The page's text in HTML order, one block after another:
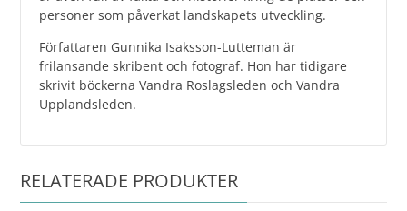
personer som påverkat landskapets utveckling.
Författaren Gunnika Isaksson-Lutteman är
frilansande skribent och fotograf. Hon har tidigare
skrivit böckerna Vandra Roslagsleden och Vandra
Upplandsleden.
RELATERADE PRODUKTER